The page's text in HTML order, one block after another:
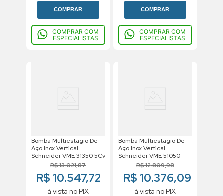
COMPRAR
COMPRAR COM
ESPECIALISTAS
COMPRAR
COMPRAR COM
ESPECIALISTAS
Bomba Multiestagio De
Aço Inox Vertical
Schneider VME 31350 5Cv
220/380v Trifasico
R$13.021,87
R$ 10.547,72
à vista no PIX
Bomba Multiestagio De
Aço Inox Vertical
Schneider VME 51050
5Cv 220/380v Trifasico
R$12.809,98
R$ 10.376,09
à vista no PIX